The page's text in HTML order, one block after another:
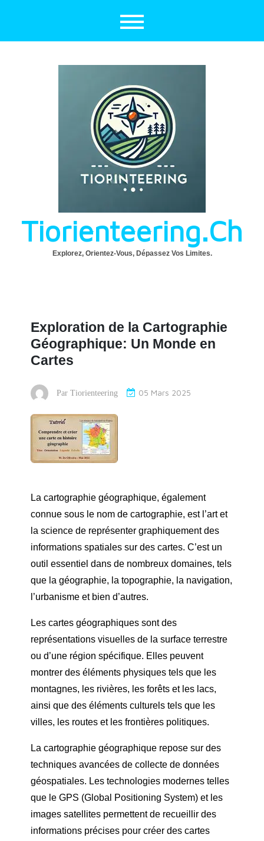
Tiorienteering.ch
Explorez, Orientez-Vous, Dépassez Vos Limites.
Exploration de la Cartographie
Géographique: Un Monde en
Cartes
Par Tiorienteering 05 Mars 2025
La cartographie géographique, également
connue sous le nom de cartographie, est l’art et
la science de représenter graphiquement des
informations spatiales sur des cartes. C’est un
outil essentiel dans de nombreux domaines, tels
que la géographie, la topographie, la navigation,
l’urbanisme et bien d’autres.
Les cartes géographiques sont des
représentations visuelles de la surface terrestre
ou d’une région spécifique. Elles peuvent
montrer des éléments physiques tels que les
montagnes, les rivières, les forêts et les lacs,
ainsi que des éléments culturels tels que les
villes, les routes et les frontières politiques.
La cartographie géographique repose sur des
techniques avancées de collecte de données
géospatiales. Les technologies modernes telles
que le GPS (Global Positioning System) et les
images satellites permettent de recueillir des
informations précises pour créer des cartes